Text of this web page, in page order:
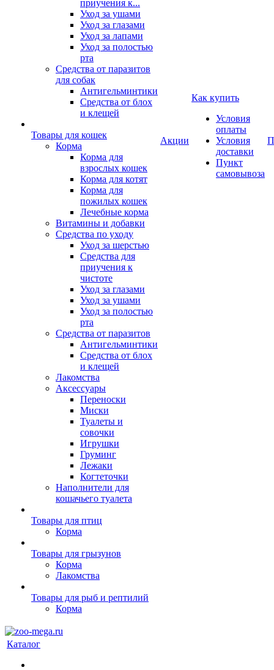
приучения к...
Уход за ушами
Уход за глазами
Уход за лапами
Уход за полостью
рта
Средства от паразитов
для собак
Антигельминтики
Средства от блох
и клещей
Товары для кошек
Корма
Корма для
взрослых кошек
Корма для котят
Корма для
пожилых кошек
Лечебные корма
Витамины и добавки
Средства по уходу
Уход за шерстью
Средства для
приучения к
чистоте
Уход за глазами
Уход за ушами
Уход за полостью
рта
Средства от паразитов
Антигельминтики
Средства от блох
и клещей
Лакомства
Аксессуары
Переноски
Миски
Туалеты и
совочки
Игрушки
Груминг
Лежаки
Когтеточки
Наполнители для
кошачьего туалета
Товары для птиц
Корма
Товары для грызунов
Корма
Лакомства
Товары для рыб и рептилий
Корма
Акции
Как купить
Условия
оплаты
Условия
доставки
Пункт
самовывоза
Каталог